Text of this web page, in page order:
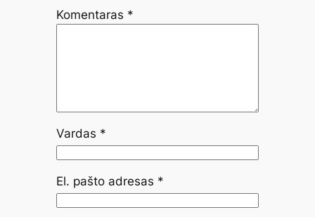
Komentaras *
Vardas *
El. pašto adresas *